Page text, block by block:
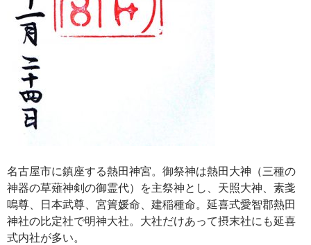
名古屋市に鎮座する熱田神宮。御祭神は熱田大神（三種の
神器の草薙神剣の御霊代）を主祭神とし、天照大神、素戔
嗚尊、日本武尊、宮簀媛命、建稲種命。延喜式愛智郡熱田
神社の比定社で明神大社。大社だけあって摂末社にも延喜
式内社が多い。